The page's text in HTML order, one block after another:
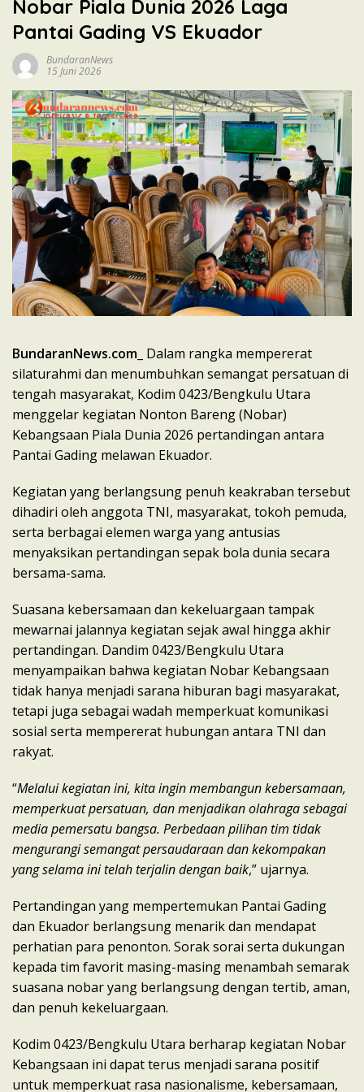
Nobar Piala Dunia 2026 Laga
Pantai Gading VS Ekuador
BundaranNews
15 Juni 2026
BundaranNews.com _ Dalam rangka mempererat
silaturahmi dan menumbuhkan semangat persatuan di
tengah masyarakat, Kodim 0423/Bengkulu Utara
menggelar kegiatan Nonton Bareng (Nobar)
Kebangsaan Piala Dunia 2026 pertandingan antara
Pantai Gading melawan Ekuador.
Kegiatan yang berlangsung penuh keakraban tersebut
dihadiri oleh anggota TNI, masyarakat, tokoh pemuda,
serta berbagai elemen warga yang antusias
menyaksikan pertandingan sepak bola dunia secara
bersama-sama.
Suasana kebersamaan dan kekeluargaan tampak
mewarnai jalannya kegiatan sejak awal hingga akhir
pertandingan. Dandim 0423/Bengkulu Utara
menyampaikan bahwa kegiatan Nobar Kebangsaan
tidak hanya menjadi sarana hiburan bagi masyarakat,
tetapi juga sebagai wadah memperkuat komunikasi
sosial serta mempererat hubungan antara TNI dan
rakyat.
“Melalui kegiatan ini, kita ingin membangun kebersamaan,
memperkuat persatuan, dan menjadikan olahraga sebagai
media pemersatu bangsa. Perbedaan pilihan tim tidak
mengurangi semangat persaudaraan dan kekompakan
yang selama ini telah terjalin dengan baik,” ujarnya.
Pertandingan yang mempertemukan Pantai Gading
dan Ekuador berlangsung menarik dan mendapat
perhatian para penonton. Sorak sorai serta dukungan
kepada tim favorit masing-masing menambah semarak
suasana nobar yang berlangsung dengan tertib, aman,
dan penuh kekeluargaan.
Kodim 0423/Bengkulu Utara berharap kegiatan Nobar
Kebangsaan ini dapat terus menjadi sarana positif
untuk memperkuat rasa nasionalisme, kebersamaan,